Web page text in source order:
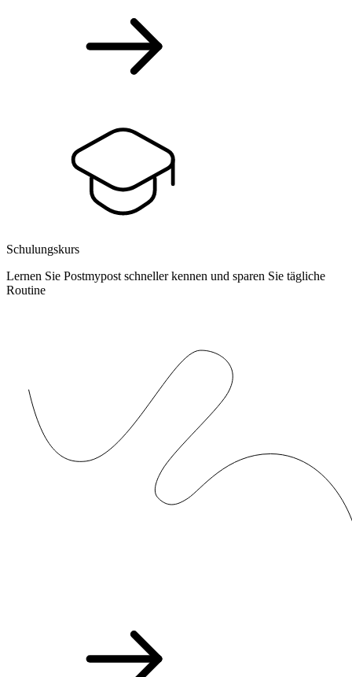
Schulungskurs
Lernen Sie Postmypost schneller kennen und sparen Sie tägliche
Routine